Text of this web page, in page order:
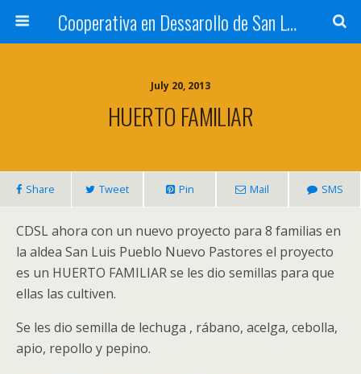
Cooperativa en Dessarollo de San Luis
July 20, 2013
HUERTO FAMILIAR
Share Tweet Pin Mail SMS
CDSL ahora con un nuevo proyecto para 8 familias en
la aldea San Luis Pueblo Nuevo Pastores el proyecto
es un HUERTO FAMILIAR se les dio semillas para que
ellas las cultiven.
Se les dio semilla de lechuga , rábano, acelga, cebolla,
apio, repollo y pepino.